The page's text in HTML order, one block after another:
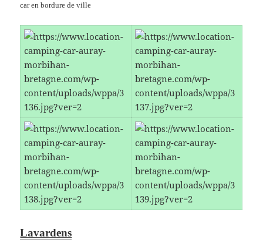
car en bordure de ville
Lavardens